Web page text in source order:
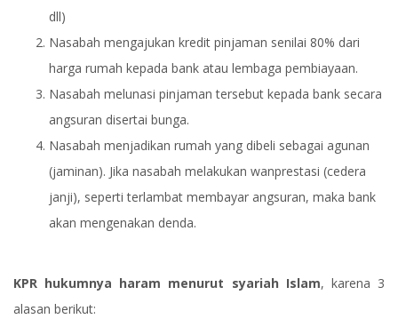
dll)
Nasabah mengajukan kredit pinjaman senilai 80% dari
harga rumah kepada bank atau lembaga pembiayaan.
Nasabah melunasi pinjaman tersebut kepada bank secara
angsuran disertai bunga.
Nasabah menjadikan rumah yang dibeli sebagai agunan
(jaminan). Jika nasabah melakukan wanprestasi (cedera
janji), seperti terlambat membayar angsuran, maka bank
akan mengenakan denda.
KPR hukumnya haram menurut syariah Islam, karena 3
alasan berikut: